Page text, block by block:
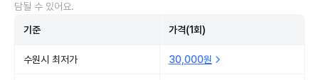
담될 수 있어요.
기준 가격(1회)
수원시 최저가 30,000원